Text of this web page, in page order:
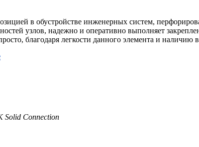
в обустройстве инженерных систем,
узлов, надежно и оперативно выполняет
благодаря легкости данного элемента и наличию
Solid Connection